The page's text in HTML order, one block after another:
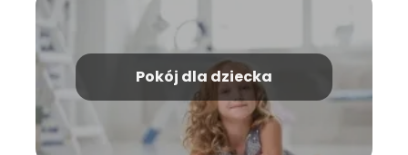
Pokój dla dziecka